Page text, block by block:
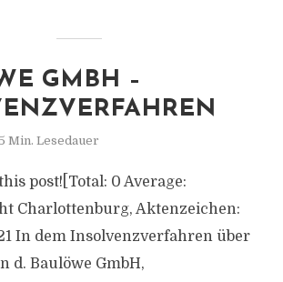
GMBH –
Min. Lesedauer
post![Total: 0 Average:
Charlottenburg, Aktenzeichen:
In dem Insolvenzverfahren über
d. Baulöwe GmbH,